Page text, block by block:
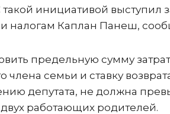
такой инициативой выступил
налогам Каплан Панеш,
предельную сумму
семьи и ставку
депутата, не должна
работающих родителей.